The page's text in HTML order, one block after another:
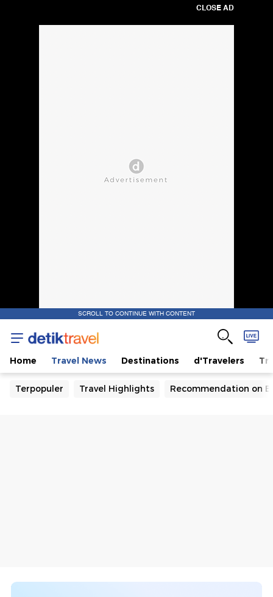
CLOSE AD
SCROLL TO CONTINUE WITH CONTENT
Home Travel News Destinations d'Travelers
Terpopuler Travel Highlights Recommendation on